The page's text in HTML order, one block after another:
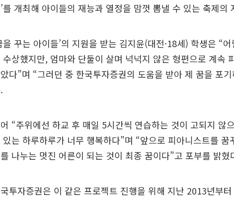
를 개최해 아이들의 재능과 열정을 맘껏 뽐낼 수 있는 축제의
을 꾸는 아이들’의 지원을 받는 김지윤(대전·18세) 학생은 “
수상했지만, 엄마와 단둘이 살며 넉넉지 않은 형편으로 계속
다”며 “그러던 중 한국투자증권의 도움을 받아 제 꿈을 포
“주위에선 하교 후 매일 5시간씩 연습하는 것이 고되지 않
있는 하루하루가 너무 행복하다”며 “앞으로 피아니스트를 꿈
나누는 멋진 어른이 되는 것이 최종 꿈이다”고 포부를 밝혔
투자증권은 이 같은 프로젝트 진행을 위해 지난 2013년부